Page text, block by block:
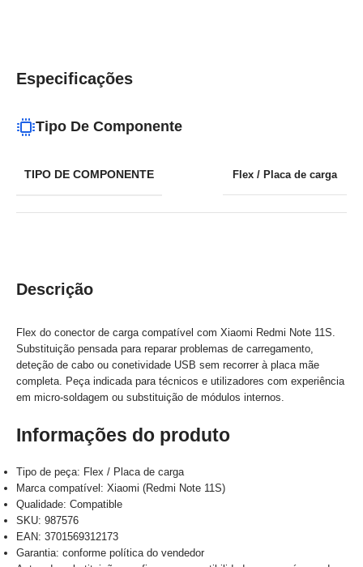
Descrição
Flex do conector de carga compatível com Xiaomi Redmi Note 11S.
Substituição pensada para reparar problemas de carregamento,
deteção de cabo ou conetividade USB sem recorrer à placa mãe
completa. Peça indicada para técnicos e utilizadores com experiência
em micro-soldagem ou substituição de módulos internos.
Informações do produto
Tipo de peça: Flex / Placa de carga
Marca compatível: Xiaomi (Redmi Note 11S)
Qualidade: Compatible
SKU: 987576
EAN: 3701569312173
Garantia: conforme política do vendedor
Especificações
Tipo De Componente
TIPO DE COMPONENTE Flex / Placa de carga